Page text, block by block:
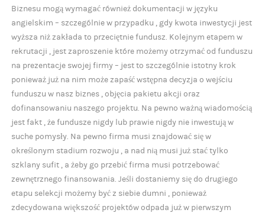
Biznesu mogą wymagać również dokumentacji w języku
angielskim – szczególnie w przypadku , gdy kwota inwestycji jest
wyższa niż zakłada to przeciętnie fundusz. Kolejnym etapem w
rekrutacji , jest zaproszenie które możemy otrzymać od funduszu
na prezentacje swojej firmy – jest to szczególnie istotny krok
ponieważ już na nim może zapaść wstępna decyzja o wejściu
funduszu w nasz biznes , objęcia pakietu akcji oraz
dofinansowaniu naszego projektu. Na pewno ważną wiadomością
jest fakt , że fundusze nigdy lub prawie nigdy nie inwestują w
suche pomysły. Na pewno firma musi znajdować się w
określonym stadium rozwoju , a nad nią musi już stać tylko
szklany sufit , a żeby go przebić firma musi potrzebować
zewnętrznego finansowania. Jeśli dostaniemy się do drugiego
etapu selekcji możemy być z siebie dumni , ponieważ
zdecydowana większość projektów odpada już w pierwszym